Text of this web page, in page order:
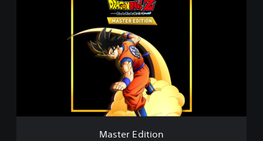
o
Master Edition